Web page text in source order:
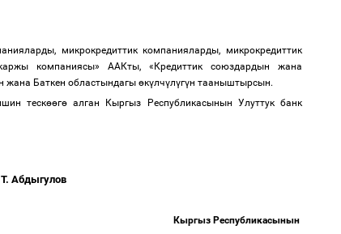
микрокредиттик компанияларды, микрокредиттик
компаниясы» ААКты, «Кредиттик союздардын жана
жана Баткен областындагы өкүлчүлүгүн тааныштырсын.
тескөөгөалган Кыргыз Республикасынын Улуттук банк
Т. Абдыгулов
Кыргыз Республикасынын